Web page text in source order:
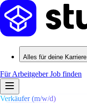
Alles für deine Karriere
Für ArbeitgeberJob finden
Verkäufer (m/w/d)